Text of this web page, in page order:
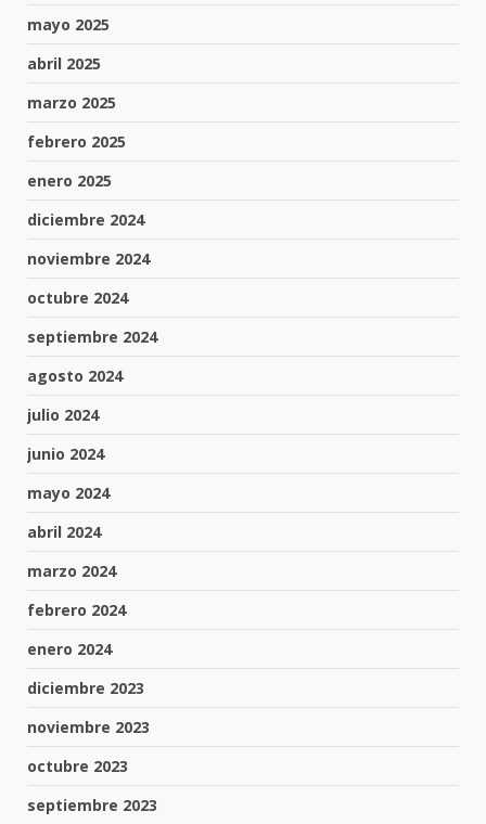
mayo 2025
abril 2025
marzo 2025
febrero 2025
enero 2025
diciembre 2024
noviembre 2024
octubre 2024
septiembre 2024
agosto 2024
julio 2024
junio 2024
mayo 2024
abril 2024
marzo 2024
febrero 2024
enero 2024
diciembre 2023
noviembre 2023
octubre 2023
septiembre 2023